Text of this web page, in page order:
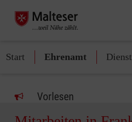
Start Ehrenamt
Vorlesen